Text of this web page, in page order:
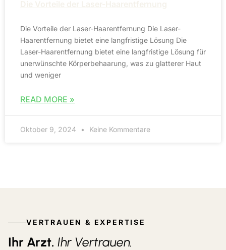
Die Vorteile der Laser-Haarentfernung Die Laser-
Haarentfernung bietet eine langfristige Lösung Die
Laser-Haarentfernung bietet eine langfristige Lösung für
unerwünschte Körperbehaarung, was zu glatterer Haut
und weniger
READ MORE »
Oktober 9, 2024 Keine Kommentare
VERTRAUEN & EXPERTISE
Ihr Arzt. Ihr Vertrauen.